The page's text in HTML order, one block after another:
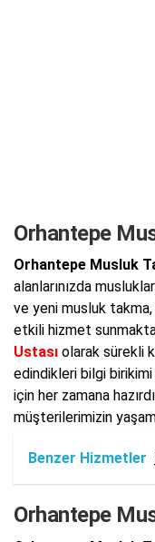
Orhantepe
Orhantepe Musluk
alanlarınızda
ve yeni musluk
etkili hizmet
Ustası olarak sürekli
edindikleri bilgi
için her zamana
müşterilerimizin
Benzer Hizmetler
Orhantepe